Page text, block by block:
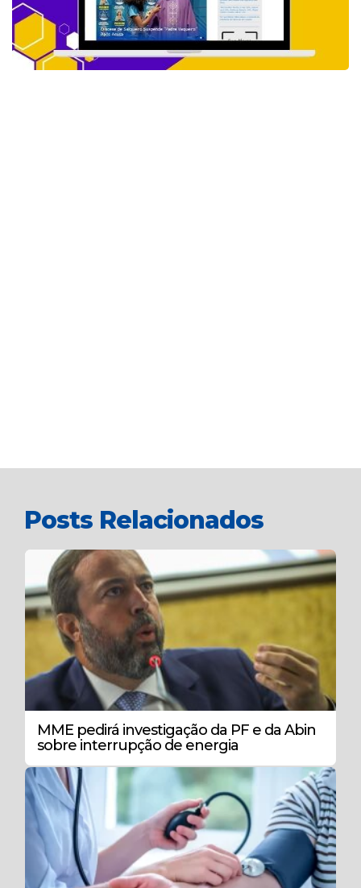
Posts Relacionados
MME pedirá investigação da PF e da Abin
sobre interrupção de energia